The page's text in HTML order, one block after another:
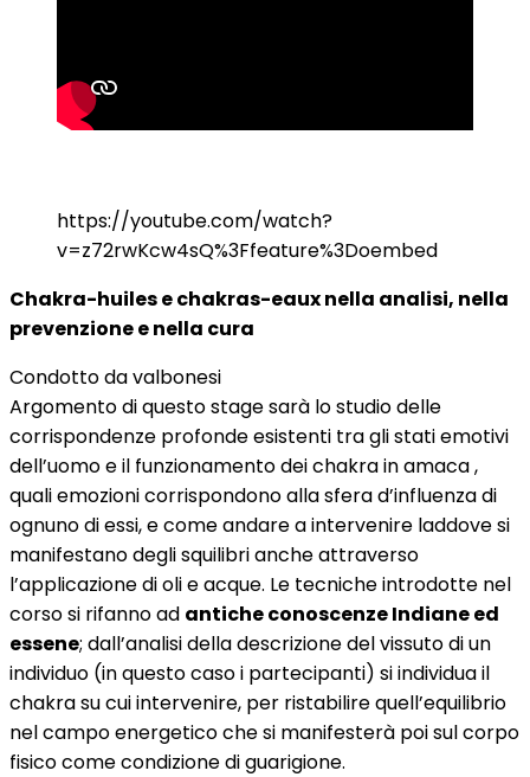
https://youtube.com/watch?
v=z72rwKcw4sQ%3Ffeature%3Doembed
Chakra-huiles e chakras-eaux nella analisi, nella
prevenzione e nella cura
Condotto da valbonesi
Argomento di questo stage sarà lo studio delle
corrispondenze profonde esistenti tra gli stati emotivi
dell’uomo e il funzionamento dei chakra in amaca ,
quali emozioni corrispondono alla sfera d’influenza di
ognuno di essi, e come andare a intervenire laddove si
manifestano degli squilibri anche attraverso
l’applicazione di oli e acque. Le tecniche introdotte nel
corso si rifanno ad antiche conoscenze Indiane ed
essene; dall’analisi della descrizione del vissuto di un
individuo (in questo caso i partecipanti) si individua il
chakra su cui intervenire, per ristabilire quell’equilibrio
nel campo energetico che si manifesterà poi sul corpo
fisico come condizione di guarigione.